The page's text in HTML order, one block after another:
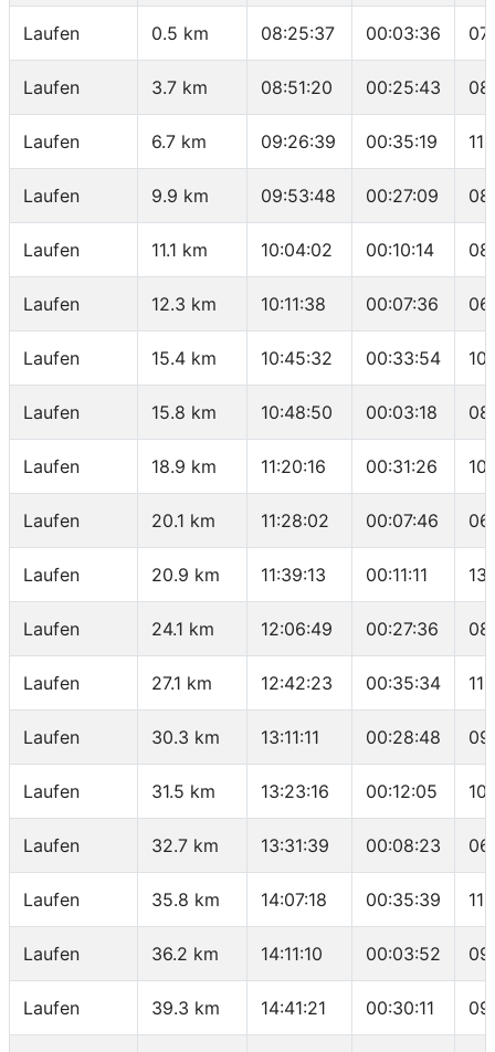
Laufen 0.5 km 08:25:37 00:03:36
Laufen 3.7 km 08:51:20 00:25:43
Laufen 6.7 km 09:26:39 00:35:19
Laufen 9.9 km 09:53:48 00:27:09
Laufen 11.1 km 10:04:02 00:10:14
Laufen 12.3 km 10:11:38 00:07:36
Laufen 15.4 km 10:45:32 00:33:54
Laufen 15.8 km 10:48:50 00:03:18
Laufen 18.9 km 11:20:16 00:31:26
Laufen 20.1 km 11:28:02 00:07:46
Laufen 20.9 km 11:39:13 00:11:11
Laufen 24.1 km 12:06:49 00:27:36
Laufen 27.1 km 12:42:23 00:35:34
Laufen 30.3 km 13:11:11 00:28:48
Laufen 31.5 km 13:23:16 00:12:05
Laufen 32.7 km 13:31:39 00:08:23
Laufen 35.8 km 14:07:18 00:35:39
Laufen 36.2 km 14:11:10 00:03:52
Laufen 39.3 km 14:41:21 00:30:11